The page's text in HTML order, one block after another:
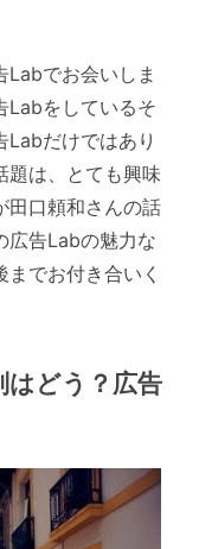
Labでお会いしま
Labをしているそ
Labだけではあり
題は、とても興味
田口頼和さんの話
広告Labの魅力な
でお付き合いく
はどう？広告